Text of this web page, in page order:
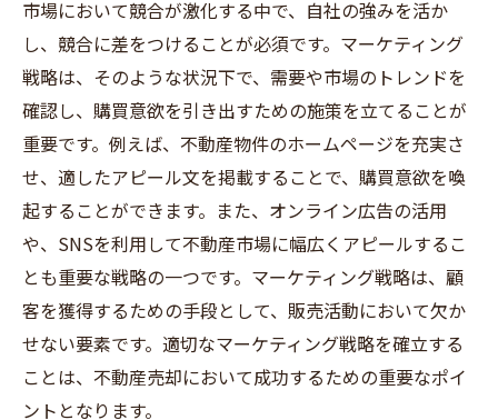
市場において競合が激化する中で、自社の強みを活か
し、競合に差をつけることが必須です。マーケティング
戦略は、そのような状況下で、需要や市場のトレンドを
確認し、購買意欲を引き出すための施策を立てることが
重要です。例えば、不動産物件のホームページを充実さ
せ、適したアピール文を掲載することで、購買意欲を喚
起することができます。また、オンライン広告の活用
や、SNSを利用して不動産市場に幅広くアピールするこ
とも重要な戦略の一つです。マーケティング戦略は、顧
客を獲得するための手段として、販売活動において欠か
せない要素です。適切なマーケティング戦略を確立する
ことは、不動産売却において成功するための重要なポイ
ントとなります。